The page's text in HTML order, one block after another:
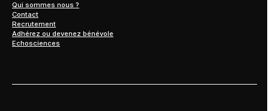
Qui sommes nous ?
Contact
Recrutement
Adhérez ou devenez bénévole
Echosciences